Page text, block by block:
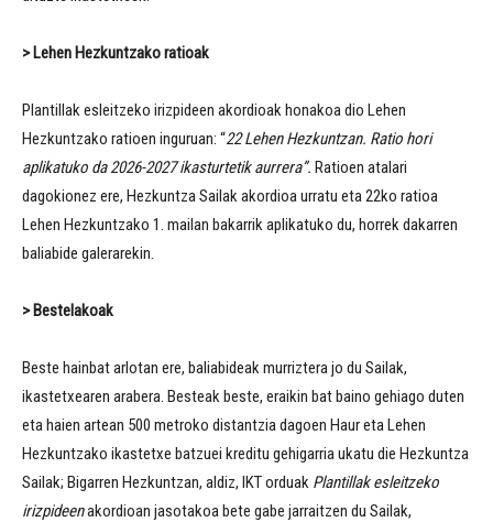
> Lehen Hezkuntzako ratioak
Plantillak esleitzeko irizpideen akordioak honakoa dio Lehen
Hezkuntzako ratioen inguruan: “22 Lehen Hezkuntzan. Ratio hori
aplikatuko da 2026-2027 ikasturtetik aurrera”. Ratioen atalari
dagokionez ere, Hezkuntza Sailak akordioa urratu eta 22ko ratioa
Lehen Hezkuntzako 1. mailan bakarrik aplikatuko du, horrek dakarren
baliabide galerarekin.
> Bestelakoak
Beste hainbat arlotan ere, baliabideak murriztera jo du Sailak,
ikastetxearen arabera. Besteak beste, eraikin bat baino gehiago duten
eta haien artean 500 metroko distantzia dagoen Haur eta Lehen
Hezkuntzako ikastetxe batzuei kreditu gehigarria ukatu die Hezkuntza
Sailak; Bigarren Hezkuntzan, aldiz, IKT orduak Plantillak esleitzeko
irizpideenakordioan jasotakoa bete gabe jarraitzen du Sailak,